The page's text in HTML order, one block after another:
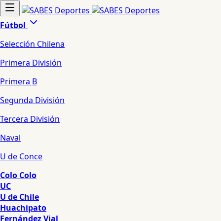
Fútbol
Selección Chilena
Primera División
Primera B
Segunda División
Tercera División
Naval
U de Conce
Colo Colo
UC
U de Chile
Huachipato
Fernández Vial